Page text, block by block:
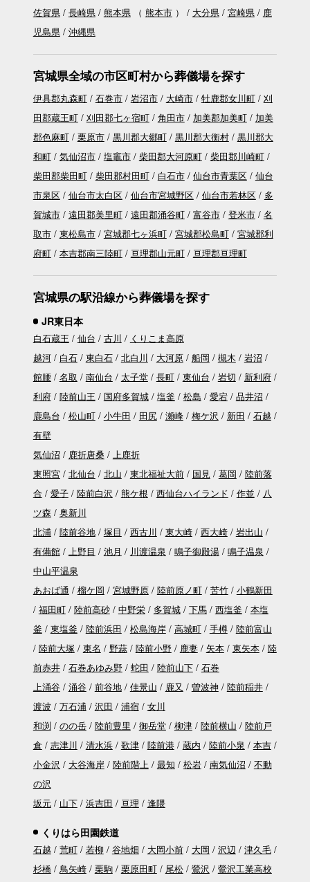
佐賀県
長崎県 熊本県（ 熊本市） 大分県 宮崎県
鹿
児島県
沖縄県
宮城県全域の市区町村から葬儀場を探す
伊具郡丸森町 石巻市 岩沼市 大崎市 牡鹿郡女川町
刈
田郡蔵王町
刈田郡七ヶ宿町 角田市 加美郡加美町
加美
郡色麻町
栗原市 黒川郡大郷町 黒川郡大衡村
黒川郡大
和町
気仙沼市 塩竈市 柴田郡大河原町
柴田郡川崎町
柴田郡柴田町
柴田郡村田町 白石市 仙台市青葉区
仙台
市泉区
仙台市太白区 仙台市宮城野区 仙台市若林区
多
賀城市
遠田郡美里町 遠田郡涌谷町 富谷市 登米市
名
取市
東松島市 宮城郡七ヶ浜町 宮城郡松島町
宮城郡利
府町
本吉郡南三陸町 亘理郡山元町 亘理郡亘理町
宮城県の駅沿線から葬儀場を探す
JR東日本
白石蔵王 仙台 古川
くりこま高原
越河
白石 東白石 北白川 大河原 船岡 槻木
岩沼
館腰
名取 南仙台 太子堂 長町 東仙台 岩切
新利府
利府
陸前山王 国府多賀城 塩釜 松島 愛宕
品井沼
鹿島台
松山町 小牛田 田尻 瀬峰 梅ケ沢 新田
石越
有壁
気仙沼
鹿折唐桑
上鹿折
東照宮
北仙台 北山 東北福祉大前 国見 葛岡
陸前落
合
愛子 陸前白沢 熊ケ根 西仙台ハイランド 作並
八
ツ森
奥新川
北浦
陸前谷地 塚目 西古川 東大崎 西大崎
岩出山
有備館
上野目 池月 川渡温泉 鳴子御殿湯
鳴子温泉
中山平温泉
あおば通
榴ケ岡 宮城野原 陸前原ノ町 苦竹
小鶴新田
福田町
陸前高砂 中野栄 多賀城 下馬 西塩釜
本塩
釜
東塩釜 陸前浜田 松島海岸 高城町 手樽
陸前富山
陸前大塚
東名 野蒜 陸前小野 鹿妻 矢本 東矢本
陸
前赤井
石巻あゆみ野 蛇田 陸前山下
石巻
上涌谷
涌谷 前谷地 佳景山 鹿又 曽波神
陸前稲井
渡波
万石浦 沢田 浦宿
女川
和渕
のの岳 陸前豊里 御岳堂 柳津 陸前横山
陸前戸
倉
志津川 清水浜 歌津 陸前港 蔵内 陸前小泉
本吉
小金沢
大谷海岸 陸前階上 最知 松岩 南気仙沼
不動
の沢
坂元
山下 浜吉田 亘理 逢隈
くりはら田園鉄道
石越 荒町 若柳 谷地畑 大岡小前 大岡 沢辺
津久毛
杉橋
鳥矢崎 栗駒 栗原田町 尾松 鶯沢
鶯沢工業高校